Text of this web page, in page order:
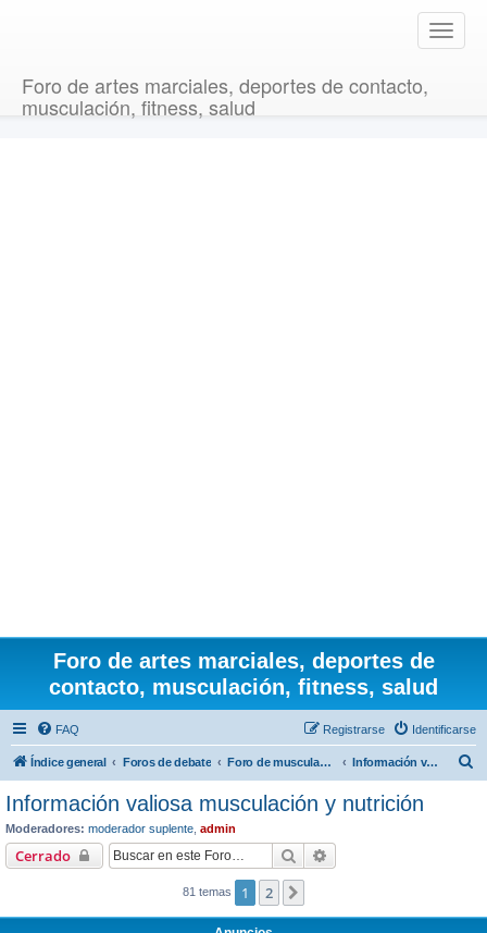
T
o
Foro de artes marciales, deportes de contacto,
musculación, fitness, salud
Foro de artes marciales, deportes de
contacto, musculación, fitness, salud
FAQ Identificarse
Registrarse
Índice general Foros de debate Foro de musculación y nutrición Información valiosa musculación y nutrición
Información valiosa musculación y nutrición
Moderadores: moderador suplente admin
Cerrado Buscar
81 temas 1 2